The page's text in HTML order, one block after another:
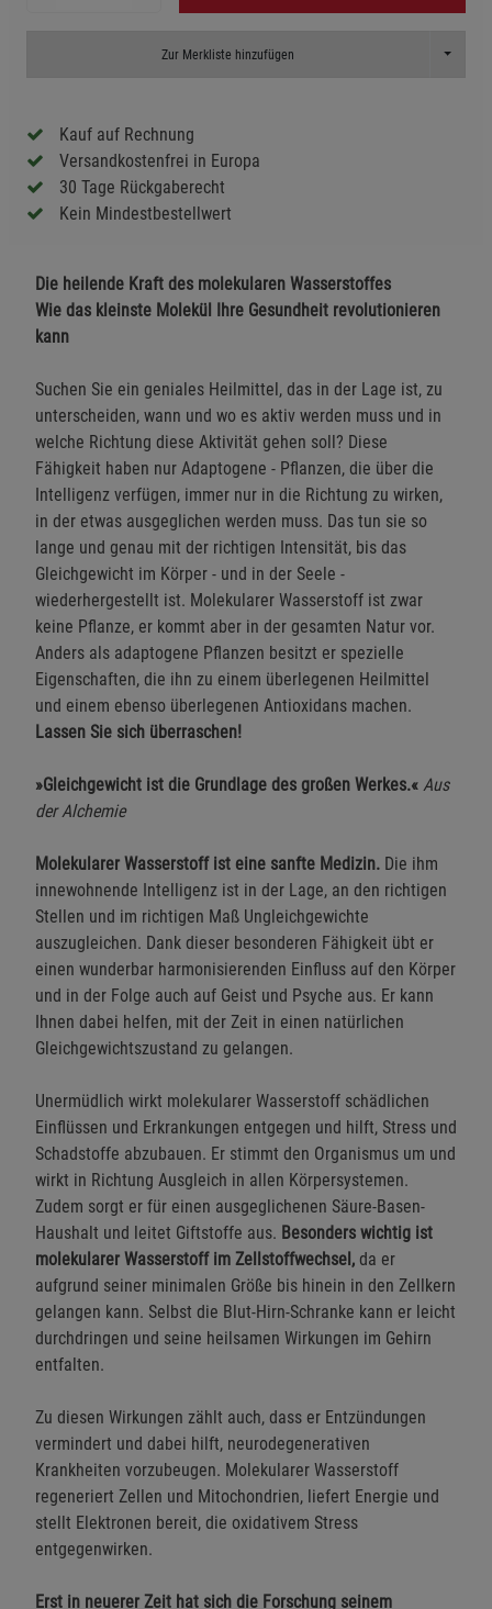
Zur Merkliste hinzufügen Toggle
Kauf auf Rechnung
Versandkostenfrei in Europa
30 Tage Rückgaberecht
Kein Mindestbestellwert
Die heilende Kraft des molekularen Wasserstoffes
Wie das kleinste Molekül Ihre Gesundheit revolutionieren
kann
Suchen Sie ein geniales Heilmittel, das in der Lage ist, zu
unterscheiden, wann und wo es aktiv werden muss und in
welche Richtung diese Aktivität gehen soll? Diese
Fähigkeit haben nur Adaptogene - Pflanzen, die über die
Intelligenz verfügen, immer nur in die Richtung zu wirken,
in der etwas ausgeglichen werden muss. Das tun sie so
lange und genau mit der richtigen Intensität, bis das
Gleichgewicht im Körper - und in der Seele -
wiederhergestellt ist. Molekularer Wasserstoff ist zwar
keine Pflanze, er kommt aber in der gesamten Natur vor.
Anders als adaptogene Pflanzen besitzt er spezielle
Eigenschaften, die ihn zu einem überlegenen Heilmittel
und einem ebenso überlegenen Antioxidans machen.
Lassen Sie sich überraschen!
»Gleichgewicht ist die Grundlage des großen Werkes.« Aus
der Alchemie
Molekularer Wasserstoff ist eine sanfte Medizin. Die ihm
innewohnende Intelligenz ist in der Lage, an den richtigen
Stellen und im richtigen Maß Ungleichgewichte
auszugleichen. Dank dieser besonderen Fähigkeit übt er
einen wunderbar harmonisierenden Einfluss auf den Körper
und in der Folge auch auf Geist und Psyche aus. Er kann
Ihnen dabei helfen, mit der Zeit in einen natürlichen
Gleichgewichtszustand zu gelangen.
Unermüdlich wirkt molekularer Wasserstoff schädlichen
Einflüssen und Erkrankungen entgegen und hilft, Stress und
Schadstoffe abzubauen. Er stimmt den Organismus um und
wirkt in Richtung Ausgleich in allen Körpersystemen.
Zudem sorgt er für einen ausgeglichenen Säure-Basen-
Haushalt und leitet Giftstoffe aus. Besonders wichtig ist
molekularer Wasserstoff im Zellstoffwechsel, da er
aufgrund seiner minimalen Größe bis hinein in den Zellkern
gelangen kann. Selbst die Blut-Hirn-Schranke kann er leicht
durchdringen und seine heilsamen Wirkungen im Gehirn
entfalten.
Zu diesen Wirkungen zählt auch, dass er Entzündungen
vermindert und dabei hilft, neurodegenerativen
Krankheiten vorzubeugen. Molekularer Wasserstoff
regeneriert Zellen und Mitochondrien, liefert Energie und
stellt Elektronen bereit, die oxidativem Stress
entgegenwirken.
Erst in neuerer Zeit hat sich die Forschung seinem